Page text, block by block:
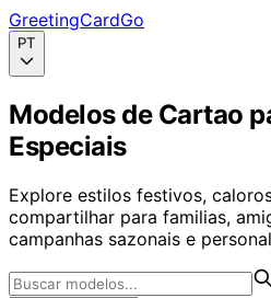
GreetingCardGo
PT
Modelos de Cartao
Especiais
Explore estilos festivos,
compartilhar para familias,
campanhas sazonais e